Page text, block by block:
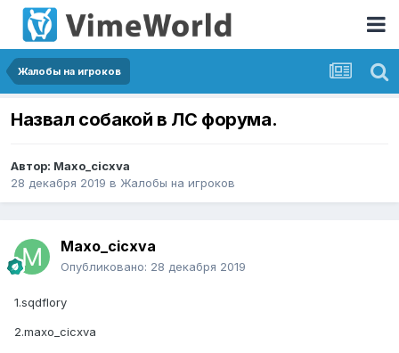
Жалобы на игроков
Назвал собакой в ЛС форума.
Автор: Maxo_cicxva
28 декабря 2019 в Жалобы на игроков
Maxo_cicxva
Опубликовано: 28 декабря 2019
1.sqdflory
2.maxo_cicxva